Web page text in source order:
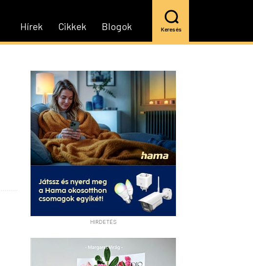
Blogok
Cikkek
Hírek Keresés
HIRDETÉS